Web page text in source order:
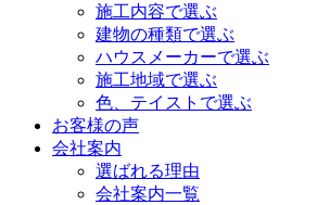
施工内容で選ぶ
建物の種類で選ぶ
ハウスメーカーで選ぶ
施工地域で選ぶ
色、テイストで選ぶ
お客様の声
会社案内
選ばれる理由
会社案内一覧